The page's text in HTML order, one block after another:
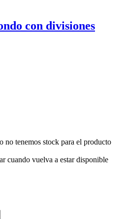
con divisiones
no tenemos stock para el producto
cuando vuelva a estar disponible